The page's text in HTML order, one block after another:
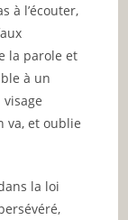
à l’écouter,
la parole et
à un
va, et oublie
la loi